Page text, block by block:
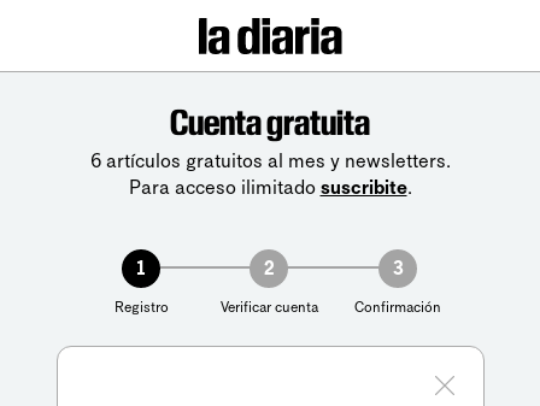
Cuenta gratuita
6 artículos gratuitos al mes y newsletters.
Para acceso ilimitado suscribite.
1
Registro
2
Verificar cuenta
3
Confirmación